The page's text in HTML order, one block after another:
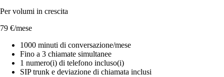
Per volumi in crescita
79 €/mese
1000 minuti di conversazione/mese
Fino a 3 chiamate simultanee
1 numero(i) di telefono incluso(i)
SIP trunk e deviazione di chiamata inclusi